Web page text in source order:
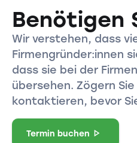
Benötigen
Wir verstehen, dass
Firmengründer:innen
dass sie bei der
übersehen. Zögern
kontaktieren, bevor
Termin buchen